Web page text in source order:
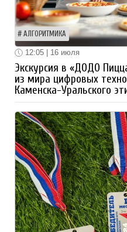
АЛГОРИТМИКА
12:05 | 16 июля
Экскурсия в «ДОДО
из мира цифровых
Каменска-Уральского